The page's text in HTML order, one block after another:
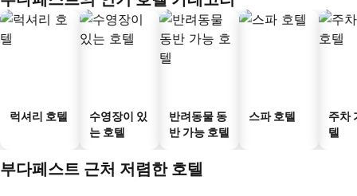
럭셔리 호텔
수영장이 있
는 호텔
반려동물 동
반 가능 호텔
스파 호텔
주차
텔
부다페스트 근처 저렴한 호텔